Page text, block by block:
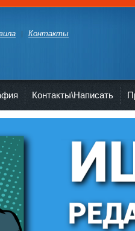
Контакты
Контакты\Написать